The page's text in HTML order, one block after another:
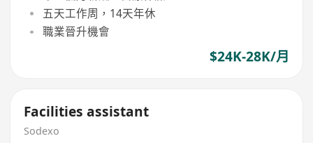
五天工作周，14天年休
職業晉升機會
$24K-28K/月
Facilities assistant
Sodexo